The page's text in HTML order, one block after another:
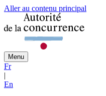
Aller au contenu principal
Menu
Fr
|
En